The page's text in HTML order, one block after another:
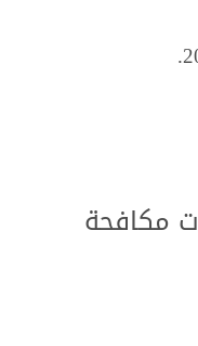
مكافحة